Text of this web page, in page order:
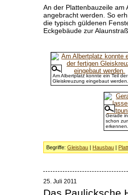
An der Plattenbauzeile am
angebracht werden. So
die typisch güldenen
Eckgebäude zur
Am Albertplatz konnte ein Teil
Gleiskreuzung eingebaut werden.
Gerade
schon
Begriffe:Gleisbau | Hausbau |
25. Juli 2011